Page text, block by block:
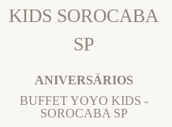
KIDS SOROCABA
SP
ANIVERSÁRIOS
BUFFET YOYO KIDS -
SOROCABA SP